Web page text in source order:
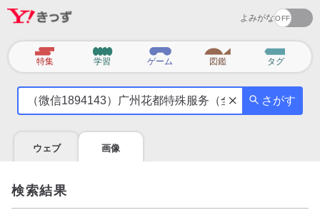
よみがな
カ
テ
特集 学習 ゲーム 図鑑 タグ
気
を
調
べ
さがす
ウェブ 画像
検索結果